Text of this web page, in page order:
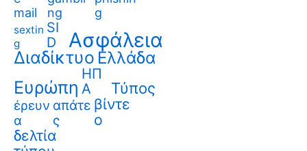
mail
ng
g
sextin
g
SI
D
Ασφάλεια
Διαδίκτυο Ελλάδα
Ευρώπη
ΗΠ
Α
Τύπος
έρευν
α
απάτε
ς
βίντε
ο
δελτία